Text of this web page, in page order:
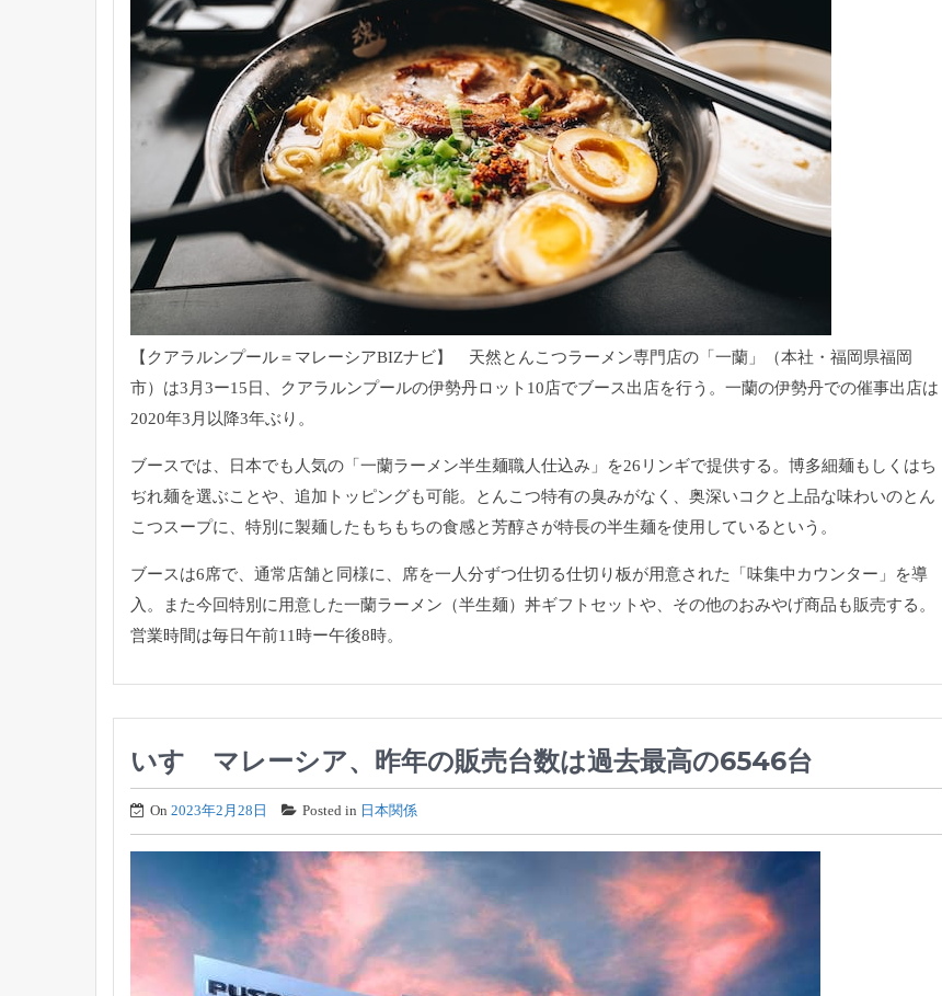
【クアラルンプール＝マレーシアBIZナビ】 天然とんこつラーメン専門店の「一蘭」（本社・福岡県福岡
市） は3月3ー15日、 クアラルンプールの伊勢丹ロット10店でブース出店を行う。 一蘭の伊勢丹での催事出店は
2020年3月以降3年ぶり。
ブースでは、日本でも人気の「一蘭ラーメン半生麺職人仕込み」 を26リンギで提供する。 博多細麺もしくはち
ぢれ麺を選ぶことや、追加トッピングも可能。
とんこつ特有の臭みがなく、 奥深いコクと上品な味わいのとん
こつスープに、 特別に製麺したもちもちの食感と芳醇さが特長の半生麺を使用しているという。
ブースは6席で、通常店舗と同様に、 席を一人分ずつ仕切る仕切り板が用意された「味集中カウンター」
を導
入。また今回特別に用意した一蘭ラーメン（半生麺） 丼ギフトセットや、その他のおみやげ商品も販売する。
営業時間は毎日午前11時ー午後8時。
いすゞマレーシア、昨年の販売台数は過去最高の6546台
On 2023年2月28日 Posted in 日本関係